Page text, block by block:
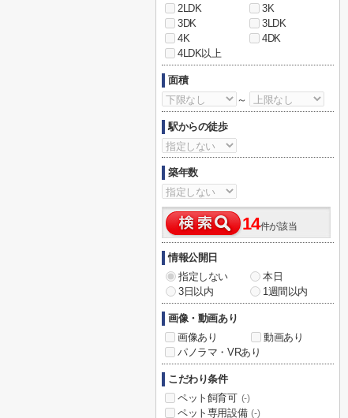
2LDK
3K
3DK
3LDK
4K
4DK
4LDK以上
面積
～
駅からの徒歩
築年数
14件が該当
情報公開日
指定しない
本日
3日以内
1週間以内
画像・動画あり
画像あり
動画あり
パノラマ・VRあり
こだわり条件
ペット飼育可 (-)
ペット専用設備 (-)